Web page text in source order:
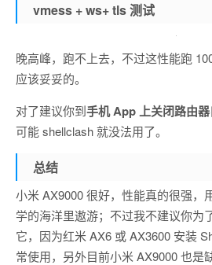
vmess + ws+ tls 测试
晚高峰，跑不上去，不过这性能跑
应该妥妥的。
对了建议你到手机 App 上关闭路由
可能 shellclash 就没法用了。
总结
小米 AX9000 很好，性能真的很强，
学的海洋里遨游；不过我不建议你为
它，因为红米 AX6 或 AX3600 安装
常使用，另外目前小米 AX9000 也是